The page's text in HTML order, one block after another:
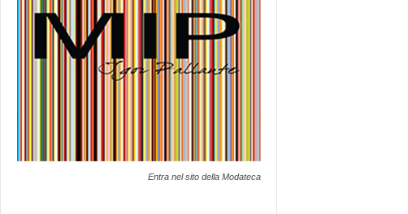
Entra nel sito della Modateca